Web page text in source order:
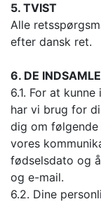
5. TVIST
Alle
efter dansk ret.
6. DE
6.1. For at
har vi brug for
dig om
vores
fødselsdato og
og e-mail.
6.2. Dine